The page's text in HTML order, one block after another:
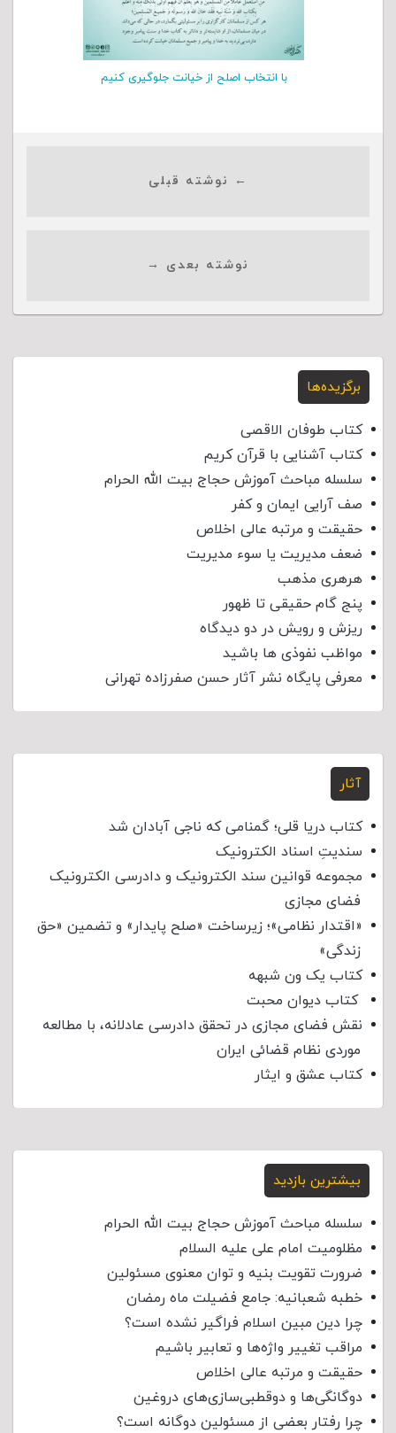
با انتخاب اصلح از خیانت جلوگیری کنیم
← نوشته قبلی
نوشته بعدی →
برگزیده‌ها
کتاب طوفان الاقصی
کتاب آشنایی با قرآن کریم
سلسله مباحث آموزش حجاج بیت الله الحرام
صف آرایی ایمان و کفر
حقیقت و مرتبه عالی اخلاص
ضعف مدیریت یا سوء مدیریت
هرهری مذهب
پنج گام حقیقی تا ظهور
ریزش و رویش در دو دیدگاه
مواظب نفوذی‌ ها باشید
معرفی پایگاه نشر آثار حسن صفرزاده تهرانی
آثار
کتاب دریا قلی؛ گمنامی که ناجی آبادان شد
سندیتِ اسناد الکترونیک
مجموعه قوانین سند الکترونیک و دادرسی الکترونیک
فضای مجازی
«اقتدار نظامی»؛ زیرساخت «صلح پایدار» و تضمین «حق
زندگی»
کتاب یک ون شبهه
کتاب دیوان محبت
نقش فضای مجازی در تحقق دادرسی عادلانه، با مطالعه
موردی نظام قضائی ایران
کتاب عشق و ایثار
بیشترین بازدید
سلسله مباحث آموزش حجاج بیت الله الحرام
مظلومیت امام علی علیه السلام
ضرورت تقویت بنیه و توان معنوی مسئولین
خطبه شعبانیه: جامع فضیلت ماه رمضان
چرا دین مبین اسلام فراگیر نشده است؟
مراقب تغییر واژه‌ها و تعابیر باشیم
حقیقت و مرتبه عالی اخلاص
دوگانگی‌ها و دوقطبی‌سازی‌های دروغین
چرا رفتار بعضی از مسئولین دوگانه است؟